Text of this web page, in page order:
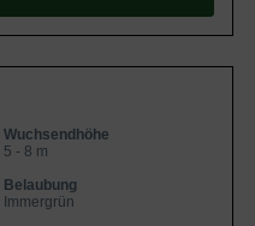
Wuchsendhöhe
5 - 8 m
Belaubung
Immergrün